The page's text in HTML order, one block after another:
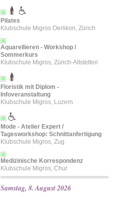
Pilates
Klubschule Migros Oerlikon, Zürich
Aquarellieren - Workshop /
Sommerkurs
Klubschule Migros, Zürich-Altstetten
Floristik mit Diplom -
Infoveranstaltung
Klubschule Migros, Luzern
Mode - Atelier Expert /
Tagesworkshop: Schnittanfertigung
Klubschule Migros, Zug
Medizinische Korrespondenz
Klubschule Migros, Chur
Samstag, 8. August 2026